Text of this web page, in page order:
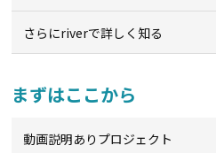
さらにriverで詳しく知る
まずはここから
動画説明ありプロジェクト